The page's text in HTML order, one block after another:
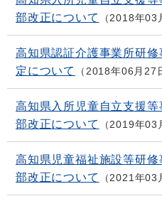
部改正について
2018年03
高知県認証介護事業所研
定について
2018年06月27
高知県入所児童自立支援
部改正について
2019年03
高知県児童福祉施設等研
部改正について
2021年03